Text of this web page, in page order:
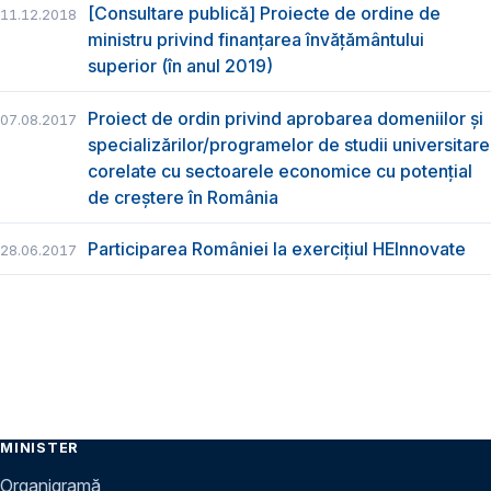
11.12.2018
[Consultare publică] Proiecte de ordine de
ministru privind finanțarea învățământului
superior (în anul 2019)
07.08.2017
Proiect de ordin privind aprobarea domeniilor și
specializărilor/programelor de studii universitare
corelate cu sectoarele economice cu potențial
de creștere în România
28.06.2017 Participarea României la exercițiul HEInnovate
MINISTER
Organigramă